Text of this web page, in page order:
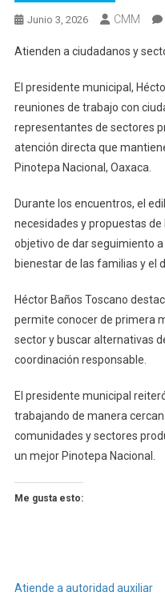
Junio 3, 2026 CMM
Atienden a ciudadanos y
El presidente municipal,
reuniones de trabajo con
representantes de sectores
atención directa que
Pinotepa Nacional, Oaxaca.
Durante los encuentros, el
necesidades y propuestas de
objetivo de dar seguimiento
bienestar de las familias y el
Héctor Baños Toscano
permite conocer de primera
sector y buscar alternativas
coordinación responsable.
El presidente municipal
trabajando de manera
comunidades y sectores
un mejor Pinotepa Nacional.
Me gusta esto:
Atiende a autoridad auxiliar